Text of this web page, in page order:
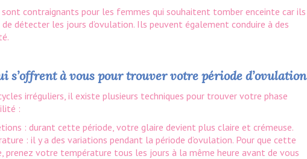
sont contraignants pour les femmes qui souhaitent tomber enceinte car ils
détecter les jours d’ovulation. Ils peuvent également conduire à des
s’offrent à vous pour trouver votre période d’ovulation
irréguliers, il existe plusieurs techniques pour trouver votre phase
:
: durant cette période, votre glaire devient plus claire et crémeuse.
: il y a des variations pendant la période d’ovulation. Pour que cette
prenez votre température tous les jours à la même heure avant de vous